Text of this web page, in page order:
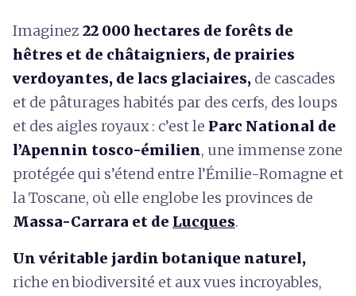
Imaginez 22 000 hectares de forêts de
hêtres et de châtaigniers, de prairies
verdoyantes, de lacs glaciaires, de cascades
et de pâturages habités par des cerfs, des loups
et des aigles royaux : c’est le Parc National de
l’Apennin tosco-émilien, une immense zone
protégée qui s’étend entre l’Émilie-Romagne et
la Toscane, où elle englobe les provinces de
Massa-Carrara et de Lucques.
Un véritable jardin botanique naturel,
riche en biodiversité et aux vues incroyables,